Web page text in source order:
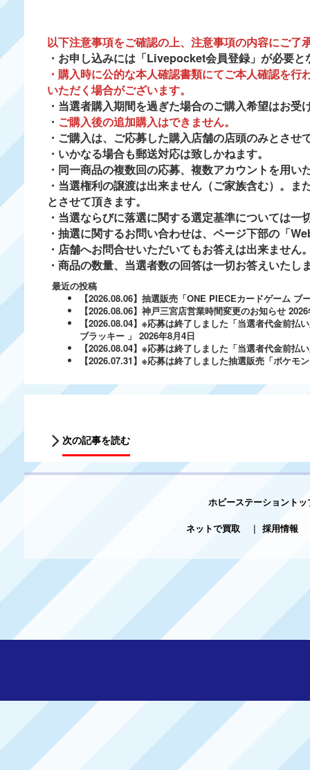
以下注意事項をご確認の上、注意事項の内容にご
・お申し込みには「Livepocket会員登録」が必要と
・購入時に公的な本人確認書類にてご本人確認を
いただく場合がございます。
・当選者購入期間を過ぎた場合のご購入希望はお受
・ ご購入後の追加購入はできません。
・ご購入は、ご応募した購入店舗の店頭のみとさせ
・いかなる場合も郵送対応は致しかねます。
・同一商品の複数回の応募、複数アカウントを用
・当選権利の譲渡は出来ません（ご家族含む）。
とさせて頂きます。
・当選ならびに落選に関する選定基準については
・抽選に関するお問い合わせは、ページ下部の「
・店舗へお問合せいただいてもお答えは出来ません
・商品の数量、当選者数の回答は一切お答えいたし
最近の投稿
【2026.08.06】抽選販売「ONE PIECEカードゲーム ブ
【2026.08.06】神戸三宮店営業時間変更のお知らせ
【2026.08.04】※応募は終了しました「当選者代金前
ブラッキー 」 2026年8月4日
【2026.08.04】※応募は終了しました「当選者代金前
【2026.07.31】※応募は終了しました抽選販売「ポケ
次の記事を読む
ホビーステーショントッ
ネットで買取
| 採用情報